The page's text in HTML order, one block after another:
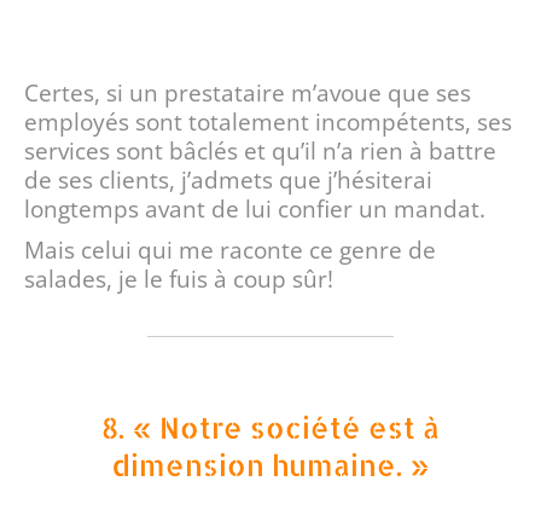
Certes, si un prestataire m’avoue que ses
employés sont totalement incompétents, ses
services sont bâclés et qu’il n’a rien à battre
de ses clients, j’admets que j’hésiterai
longtemps avant de lui confier un mandat.
Mais celui qui me raconte ce genre de
salades, je le fuis à coup sûr!
8. « Notre société est à
dimension humaine. »